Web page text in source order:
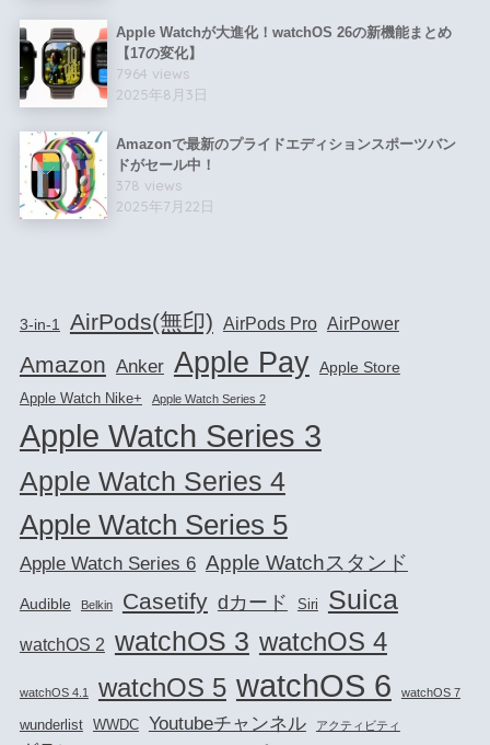
Apple Watchが大進化！watchOS 26の新機能まとめ
【17の変化】
7964 views
2025年8月3日
Amazonで最新のプライドエディションスポーツバン
ドがセール中！
378 views
2025年7月22日
3-in-1 AirPods(無印) AirPods Pro AirPower
Amazon Anker Apple Pay Apple Store
Apple Watch Nike+ Apple Watch Series 2
Apple Watch Series 3
Apple Watch Series 4
Apple Watch Series 5
Apple Watch Series 6 Apple Watchスタンド
Audible Belkin Casetify dカード Siri Suica
watchOS 2 watchOS 3 watchOS 4
watchOS 4.1 watchOS 5 watchOS 6 watchOS 7
wunderlist WWDC Youtubeチャンネル アクティビティ